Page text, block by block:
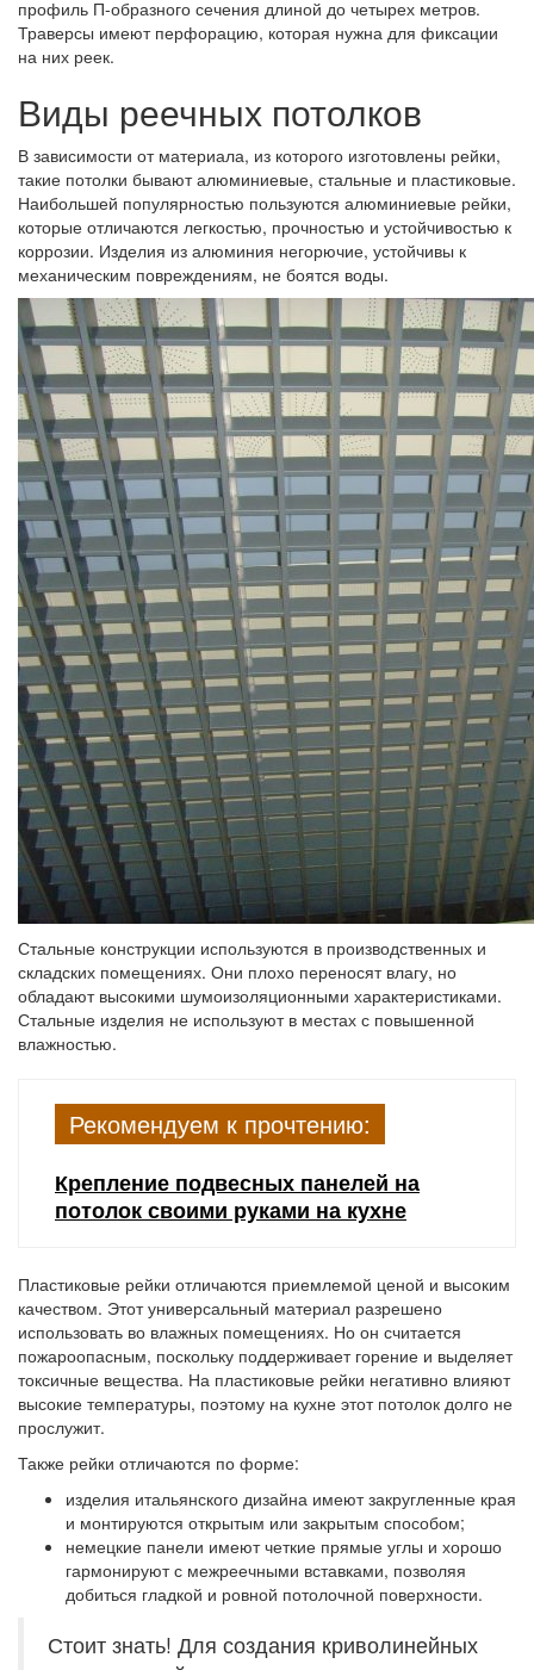
профиль П-образного сечения длиной до четырех метров.
Траверсы имеют перфорацию, которая нужна для фиксации
на них реек.
Виды реечных потолков
В зависимости от материала, из которого изготовлены рейки,
такие потолки бывают алюминиевые, стальные и пластиковые.
Наибольшей популярностью пользуются алюминиевые рейки,
которые отличаются легкостью, прочностью и устойчивостью к
коррозии. Изделия из алюминия негорючие, устойчивы к
механическим повреждениям, не боятся воды.
Стальные конструкции используются в производственных и
складских помещениях. Они плохо переносят влагу, но
обладают высокими шумоизоляционными характеристиками.
Стальные изделия не используют в местах с повышенной
влажностью.
Рекомендуем к прочтению:
Крепление подвесных панелей на
потолок своими руками на кухне
Пластиковые рейки отличаются приемлемой ценой и высоким
качеством. Этот универсальный материал разрешено
использовать во влажных помещениях. Но он считается
пожароопасным, поскольку поддерживает горение и выделяет
токсичные вещества. На пластиковые рейки негативно влияют
высокие температуры, поэтому на кухне этот потолок долго не
прослужит.
Также рейки отличаются по форме:
изделия итальянского дизайна имеют закругленные края
и монтируются открытым или закрытым способом;
немецкие панели имеют четкие прямые углы и хорошо
гармонируют с межреечными вставками, позволяя
добиться гладкой и ровной потолочной поверхности.
Стоит знать! Для создания криволинейных